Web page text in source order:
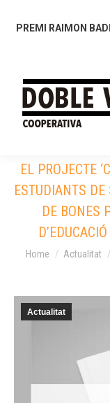
PREMI RAIMON
EL PROJECTE
ESTUDIANTS
DE BONES
You are here:
Home Actualitat
Actualitat